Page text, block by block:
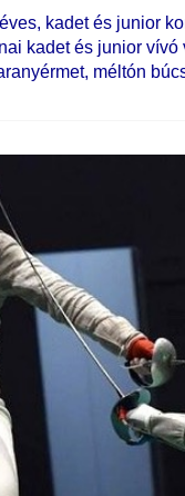
kadet és junior
kadet és junior
méltón